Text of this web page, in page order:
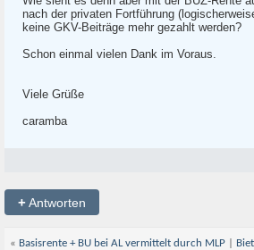
nach der privaten Fortführung
keine GKV-Beiträge mehr gezahlt werden?
Schon einmal vielen Dank im Voraus.
Viele Grüße
caramba
+Antworten
« Basisrente + BU bei AL vermittelt durch MLP|